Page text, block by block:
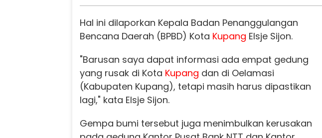
Hal ini dilaporkan Kepala Badan Penanggulangan
Bencana Daerah (BPBD) Kota Kupang Elsje Sijon.
"Barusan saya dapat informasi ada empat gedung
yang rusak di Kota Kupang dan di Oelamasi
(Kabupaten Kupang), tetapi masih harus dipastikan
lagi," kata Elsje Sijon.
Gempa bumi tersebut juga menimbulkan kerusakan